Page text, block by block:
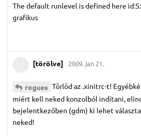
The default runlevel is defined here
grafikus
[törölve] 2009. jan 21.
rogues Törlöd az .xinitrc-t!
miért kell neked konzolból indítani,
bejelentkezőben (gdm) ki lehet
neked!